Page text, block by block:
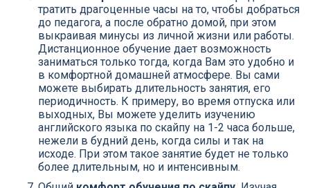
тратить драгоценные часы на то, чтобы добраться
до педагога, а после обратно домой, при этом
выкраивая минусы из личной жизни или работы.
Дистанционное обучение дает возможность
заниматься только тогда, когда Вам это удобно и
в комфортной домашней атмосфере. Вы сами
можете выбирать длительность занятия, его
периодичность. К примеру, во время отпуска или
выходных, Вы можете уделить изучению
английского языка по скайпу на 1-2 часа больше,
нежели в будний день, когда силы и так на
исходе. При этом такое занятие будет не только
более длительным, но и интенсивным.